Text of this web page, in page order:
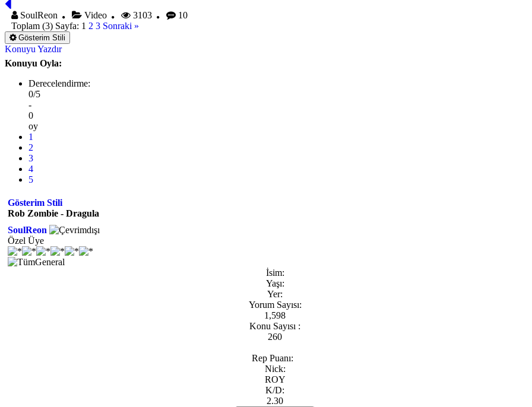
SoulReon Video 3103
10
Toplam (3) Sayfa: 1 2 3 Sonraki »
Gösterim Stili
Konuyu Yazdır
Konuyu Oyla:
Derecelendirme:
0/5
-
0
oy
1
2
3
4
5
Gösterim Stili
Rob Zombie - Dragula
SoulReon
Özel Üye
İsim:
Yaşı:
Yer:
Yorum Sayısı:
1,598
Konu Sayısı :
260
Rep Puanı:
Nick:
ROY
K/D:
2.30